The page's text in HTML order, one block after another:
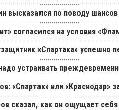
высказался по поводу
согласился на условия
«Спартака» успешно
устраивать
«Спартак» или «Краснодар»
сказал, как он ощущает себя